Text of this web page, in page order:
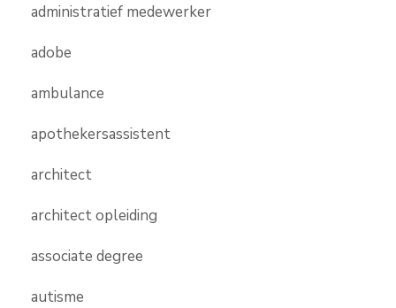
administratief medewerker
adobe
ambulance
apothekersassistent
architect
architect opleiding
associate degree
autisme